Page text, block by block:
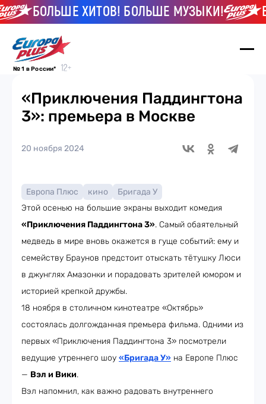
БОЛЬШЕ ХИТОВ! БОЛЬШЕ МУЗЫКИ!
№ 1 в России*
«Приключения Паддингтона
3»: премьера в Москве
20 ноября 2024
Европа Плюс кино
Бригада У
Этой осенью на большие экраны выходит комедия
«Приключения Паддингтона 3». Самый обаятельный
медведь в мире вновь окажется в гуще событий: ему и
семейству Браунов предстоит отыскать тётушку Люси
в джунглях Амазонки и порадовать зрителей юмором и
историей крепкой дружбы.
18 ноября в столичном кинотеатре «Октябрь»
состоялась долгожданная премьера фильма. Одними из
первых «Приключения Паддингтона 3» посмотрели
ведущие утреннего шоу «Бригада У» на Европе Плюс
— Вэл и Вики.
Вэл напомнил, как важно радовать внутреннего